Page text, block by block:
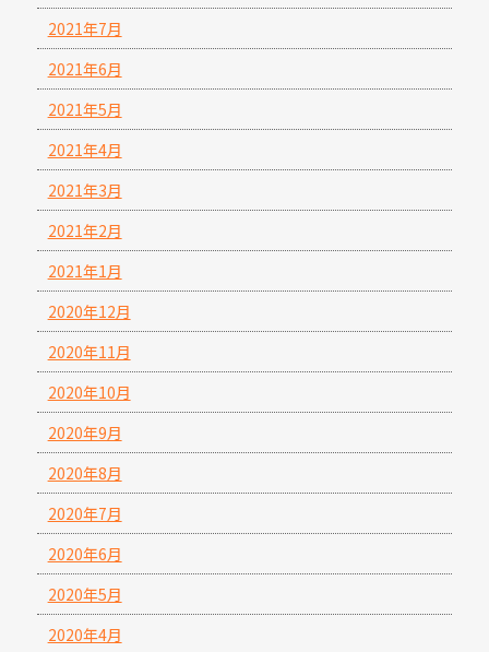
2021年7月
2021年6月
2021年5月
2021年4月
2021年3月
2021年2月
2021年1月
2020年12月
2020年11月
2020年10月
2020年9月
2020年8月
2020年7月
2020年6月
2020年5月
2020年4月